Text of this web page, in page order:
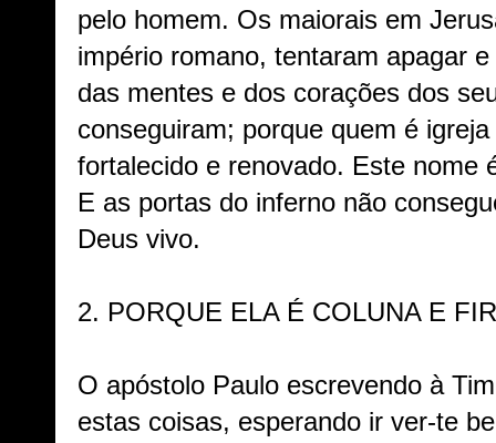
pelo homem. Os maiorais em
império romano, tentaram apagar
das mentes e dos corações dos
conseguiram; porque quem é
fortalecido e renovado. Este nome
E as portas do inferno não
Deus vivo.
2. PORQUE ELA É COLUNA E
O apóstolo Paulo escrevendo à
estas coisas, esperando ir ver-te